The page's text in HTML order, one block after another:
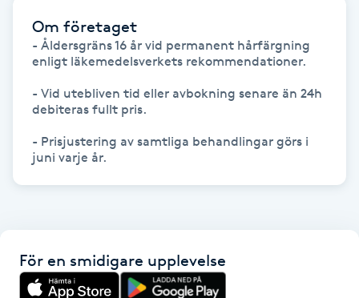
Fransk manikyr
Frisör
Om företaget
- Åldersgräns 16 år vid permanent hårfärgning
enligt läkemedelsverkets rekommendationer.
- Vid utebliven tid eller avbokning senare än 24h
debiteras fullt pris.
- Prisjustering av samtliga behandlingar görs i
juni varje år.
För en smidigare upplevelse